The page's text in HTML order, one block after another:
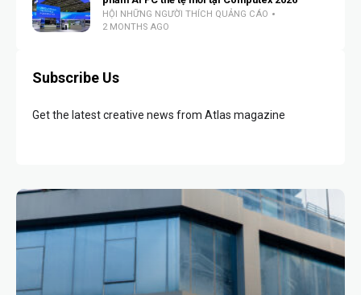
HỘI NHỮNG NGƯỜI THÍCH QUẢNG CÁO
2 MONTHS AGO
Subscribe Us
Get the latest creative news from Atlas magazine